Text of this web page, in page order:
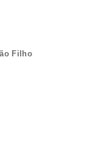
Filho